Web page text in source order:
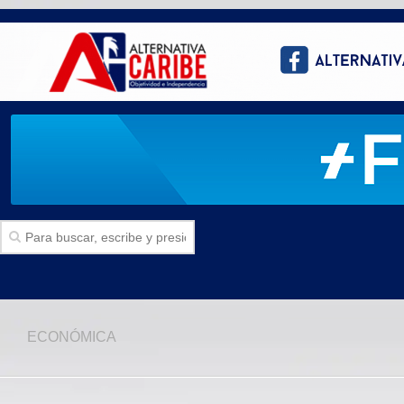
Politica
ECONÓMICA